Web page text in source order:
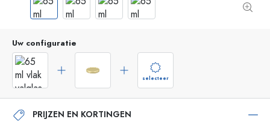
Uw configuratie
selecteer
PRIJZEN EN KORTINGEN